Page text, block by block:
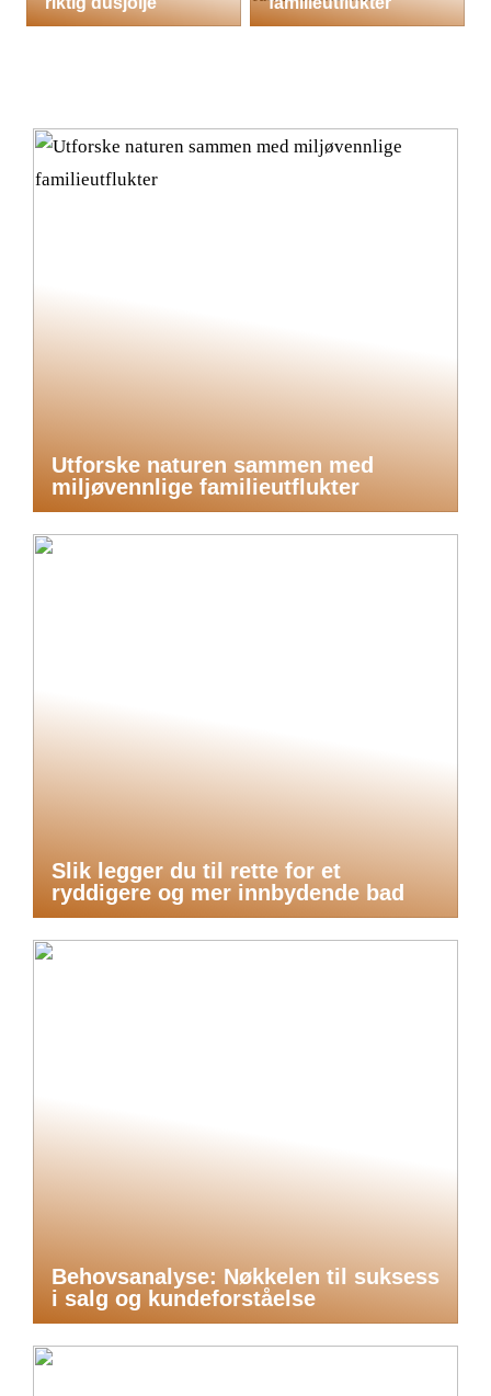
Utforske naturen sammen med
miljøvennlige familieutflukter
Slik legger du til rette for et
ryddigere og mer innbydende bad
Behovsanalyse: Nøkkelen til suksess
i salg og kundeforståelse